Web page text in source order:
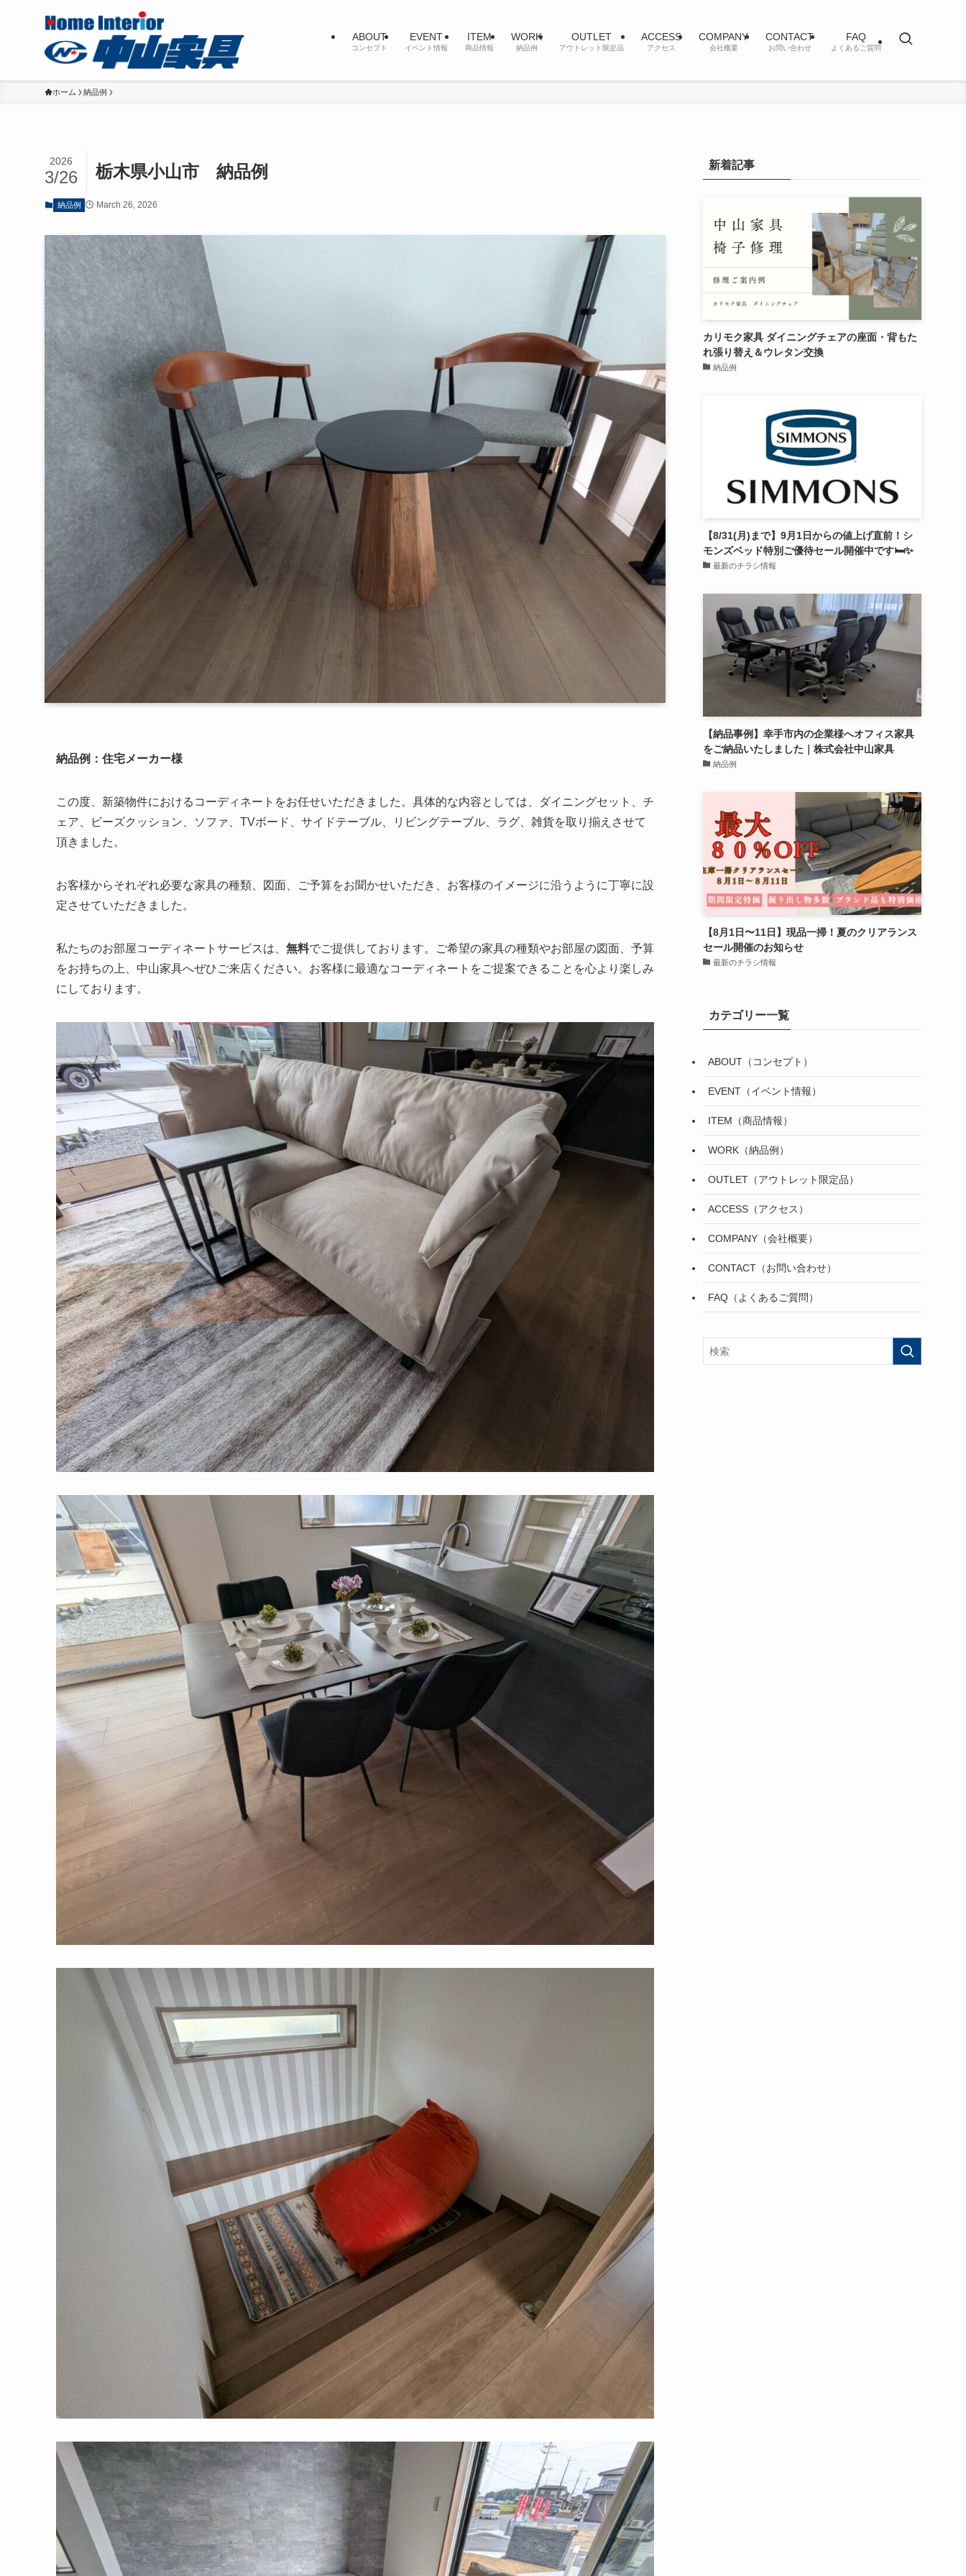
ABOUT
コンセプト
EVENT
イベント情報
ITEM
商品情報
WORK
納品例
OUTLET
アウトレット限定品
ACCESS
アクセス
COMPANY
会社概要
CONTACT
お問い合わせ
FAQ
よくあるご質問
ホーム 納品例
栃木県小山市 納品例
2026
3/26
納品例 March 26, 2026
納品例：住宅メーカー様
この度、新築物件におけるコーディネートをお任せいただきました。具体的な内容としては、ダイニングセット、チ
ェア、ビーズクッション、ソファ、TVボード、サイドテーブル、リビングテーブル、ラグ、雑貨を取り揃えさせて
頂きました。
お客様からそれぞれ必要な家具の種類、図面、ご予算をお聞かせいただき、お客様のイメージに沿うように丁寧に設
定させていただきました。
私たちのお部屋コーディネートサービスは、 無料でご提供しております。ご希望の家具の種類やお部屋の図面、予算
をお持ちの上、中山家具へぜひご来店ください。お客様に最適なコーディネートをご提案できることを心より楽しみ
にしております。
新着記事
カリモク家具 ダイニングチェアの座面・背もた
れ張り替え＆ウレタン交換
納品例
【8/31(月)まで】9月1日からの値上げ直前！シ
モンズベッド特別ご優待セール開催中です🛏️✨
最新のチラシ情報
【納品事例】幸手市内の企業様へオフィス家具
をご納品いたしました｜株式会社中山家具
納品例
【8月1日〜11日】現品一掃！夏のクリアランス
セール開催のお知らせ
最新のチラシ情報
カテゴリー一覧
ABOUT（コンセプト）
EVENT（イベント情報）
ITEM（商品情報）
WORK（納品例）
OUTLET（アウトレット限定品）
ACCESS（アクセス）
COMPANY（会社概要）
CONTACT（お問い合わせ）
FAQ（よくあるご質問）